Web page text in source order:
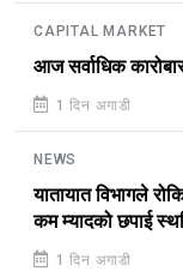
CAPITAL MARKET
आज सर्वाधिक
1 दिन अगाडी
NEWS
यातायात विभागले
कम म्यादको छपाई
1 दिन अगाडी